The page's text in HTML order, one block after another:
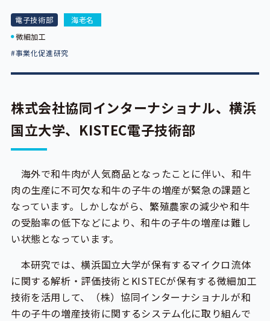
電子技術部
海老名
微細加工
#事業化促進研究
株式会社協同インターナショナル、横浜
国立大学、KISTEC電子技術部
海外で和牛肉が人気商品となったことに伴い、和牛
肉の生産に不可欠な和牛の子牛の増産が緊急の課題と
なっています。しかしながら、繁殖農家の減少や和牛
の受胎率の低下などにより、和牛の子牛の増産は難し
い状態となっています。
本研究では、横浜国立大学が保有するマイクロ流体
に関する解析・評価技術とKISTECが保有する微細加工
技術を活用して、（株）協同インターナショナルが和
牛の子牛の増産技術に関するシステム化に取り組んで